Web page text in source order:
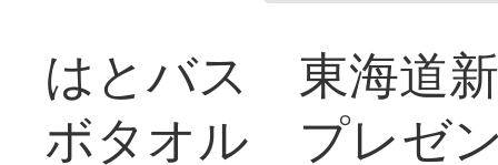
はとバス 東海道
ボタオル プレゼ